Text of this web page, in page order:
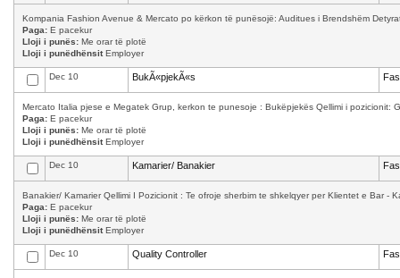
Kompania Fashion Avenue & Mercato po kërkon të punësojë: Auditues i Brendshëm
Paga: E pacekur
Lloji i punës: Me orar të plotë
Lloji i punëdhënsitEmployer
Dec 10 BukÃ«pjekÃ«s
Mercato Italia pjese e Megatek Grup, kerkon te punesoje : Bukëpjekës Qellimi i pozicionit:
Paga: E pacekur
Lloji i punës: Me orar të plotë
Lloji i punëdhënsitEmployer
Dec 10 Kamarier/ Banakier
Banakier/ Kamarier Qellimi I Pozicionit : Te ofroje sherbim te shkelqyer per Klientet e Bar -
Paga: E pacekur
Lloji i punës: Me orar të plotë
Lloji i punëdhënsitEmployer
Dec 10 Quality Controller